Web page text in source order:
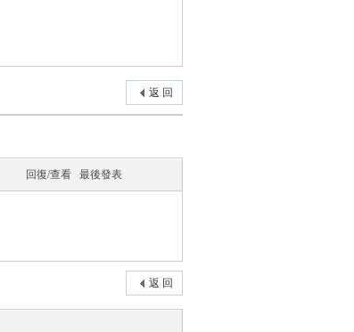
返 回
回復/查看 最後發表
返 回